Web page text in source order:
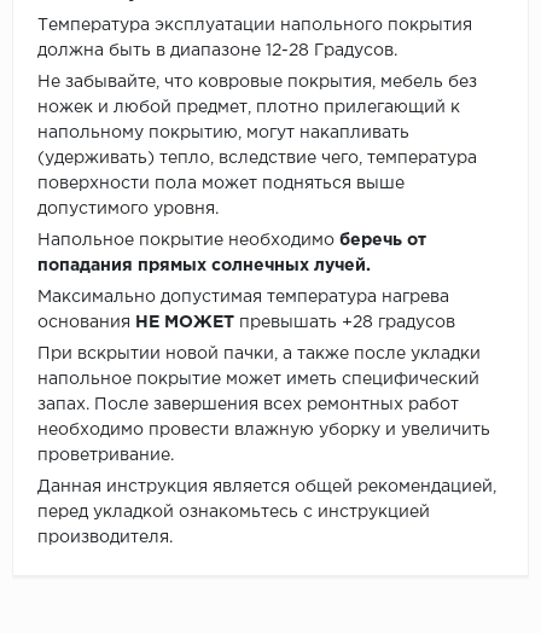
Температура эксплуатации напольного покрытия
должна быть в диапазоне 12-28 Градусов.
Не забывайте, что ковровые покрытия, мебель без
ножек и любой предмет, плотно прилегающий к
напольному покрытию, могут накапливать
(удерживать) тепло, вследствие чего, температура
поверхности пола может подняться выше
допустимого уровня.
Напольное покрытие необходимо беречь от
попадания прямых солнечных лучей.
Максимально допустимая температура нагрева
основания
НЕ МОЖЕТ превышать +28 градусов
При вскрытии новой пачки, а также после укладки
напольное покрытие может иметь специфический
запах. После завершения всех ремонтных работ
необходимо провести влажную уборку и увеличить
проветривание.
Данная инструкция является общей рекомендацией,
перед укладкой ознакомьтесь с инструкцией
производителя.